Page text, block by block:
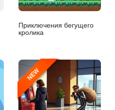
Приключения бегущего
кролика
NEW